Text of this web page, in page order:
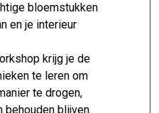
bloemstukken
en je interieur
krijg je de
te leren om
te drogen,
behouden blijven.